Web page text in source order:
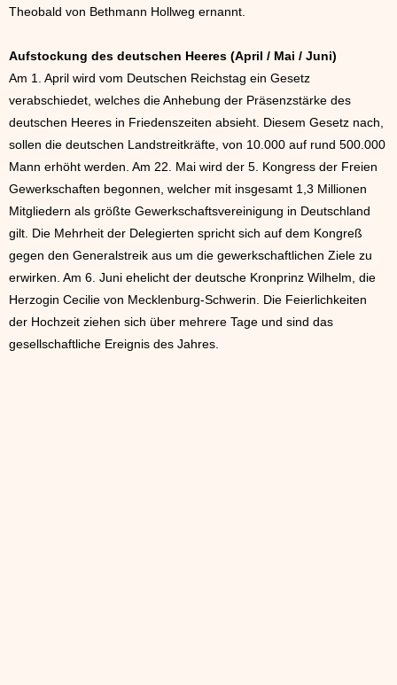
Theobald von Bethmann Hollweg ernannt.
Aufstockung des deutschen Heeres (April / Mai / Juni)
Am 1. April wird vom Deutschen Reichstag ein Gesetz
verabschiedet, welches die Anhebung der Präsenzstärke des
deutschen Heeres in Friedenszeiten absieht. Diesem Gesetz nach,
sollen die deutschen Landstreitkräfte, von 10.000 auf rund 500.000
Mann erhöht werden. Am 22. Mai wird der 5. Kongress der Freien
Gewerkschaften begonnen, welcher mit insgesamt 1,3 Millionen
Mitgliedern als größte Gewerkschaftsvereinigung in Deutschland
gilt. Die Mehrheit der Delegierten spricht sich auf dem Kongreß
gegen den Generalstreik aus um die gewerkschaftlichen Ziele zu
erwirken. Am 6. Juni ehelicht der deutsche Kronprinz Wilhelm, die
Herzogin Cecilie von Mecklenburg-Schwerin. Die Feierlichkeiten
der Hochzeit ziehen sich über mehrere Tage und sind das
gesellschaftliche Ereignis des Jahres.